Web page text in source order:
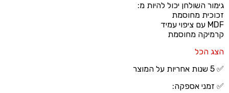
גימור השולחן יכול להיות מ:
זכוכית מחוסמת
MDF עם ציפוי עמיד
קרמיקה מחוסמת
הצג הכל
✅ 5 שנות אחריות על המוצר
✅ זמני אספקה: